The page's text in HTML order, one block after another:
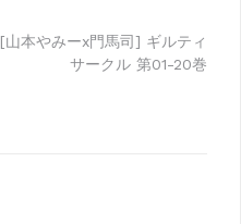
[山本やみーx門馬司] ギルティ
サークル 第01-20巻